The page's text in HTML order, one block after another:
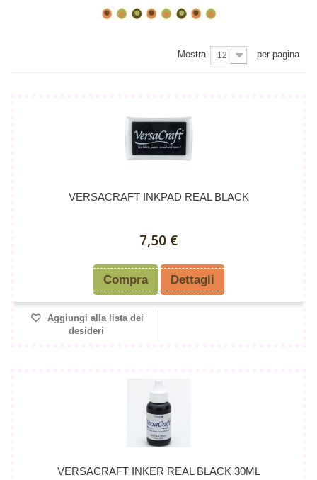
Mostra 12 per pagina
VERSACRAFT INKPAD REAL BLACK
7,50 €
Compra Dettagli
Aggiungi alla lista dei
desideri
VERSACRAFT INKER REAL BLACK 30ML